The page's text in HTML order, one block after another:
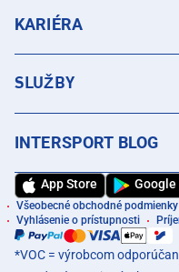
KARIÉRA
SLUŽBY
INTERSPORT BLOG
App Store Google
Všeobecné obchodné podmienky
Vyhlásenie o prístupnosti
*VOC = výrobcom